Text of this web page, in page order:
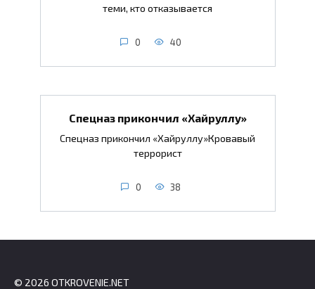
теми, кто отказывается
0 40
Спецназ прикончил «Хайруллу»
Спецназ прикончил «Хайруллу»Кровавый
террорист
0 38
© 2026 OTKROVENIE.NET